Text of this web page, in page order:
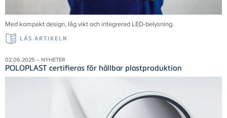
Med kompakt design, låg vikt och integrerad LED-belysning.
LÄS ARTIKELN
02.06.2025 – NYHETER
POLOPLAST certifieras för hållbar plastproduktion